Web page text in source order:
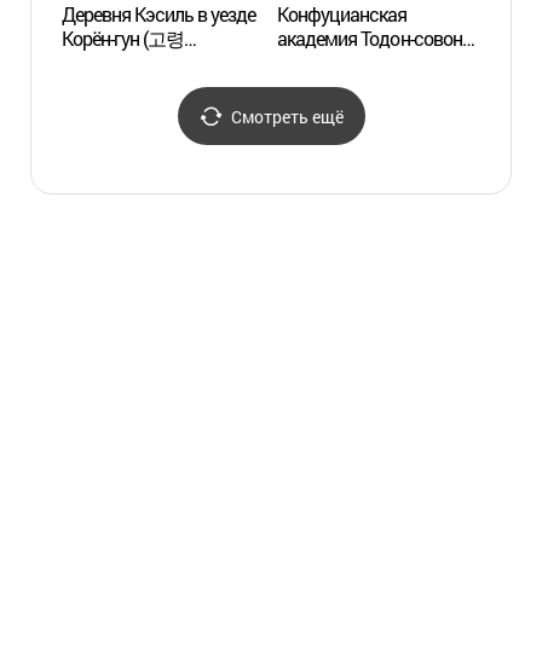
Деревня Кэсиль в уезде
Корён-гун (고령
Конфуцианская
академия Тодон-совон
наследие ЮНЕСКО]
(도동서원 [유네스코
세계문화유산])
Смотреть ещё